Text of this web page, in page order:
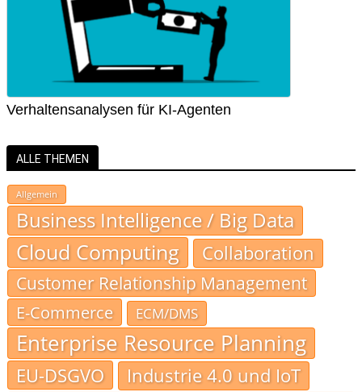
Verhaltensanalysen für KI-Agenten
ALLE THEMEN
Allgemein
Business Intelligence / Big Data
Cloud Computing Collaboration
Customer Relationship Management
E-Commerce
ECM/DMS
Enterprise Resource Planning
EU-DSGVO Industrie 4.0 und IoT